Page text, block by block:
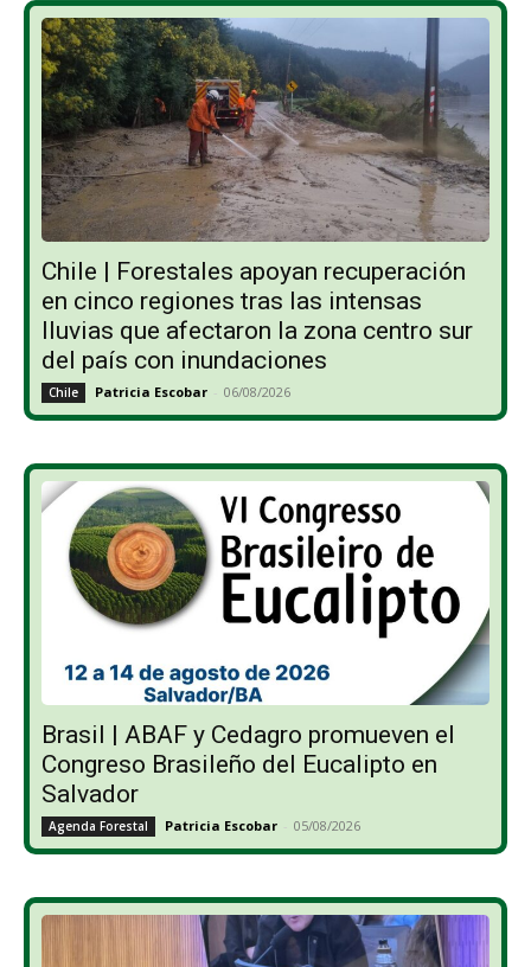
Chile | Forestales apoyan recuperación
en cinco regiones tras las intensas
lluvias que afectaron la zona centro sur
del país con inundaciones
Chile Patricia Escobar - 06/08/2026
Brasil | ABAF y Cedagro promueven el
Congreso Brasileño del Eucalipto en
Salvador
Agenda Forestal Patricia Escobar - 05/08/2026